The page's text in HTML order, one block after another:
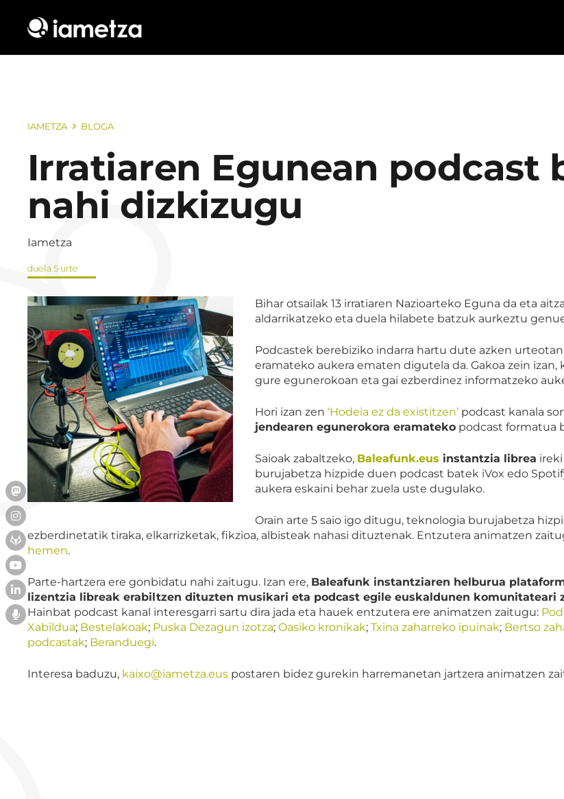
IAMETZA BLOGA
Irratiaren Egunean podcast
nahi dizkizugu
Iametza
duela 5 urte
Bihar otsailak 13 irratiaren Nazioarteko Eguna da eta
aldarrikatzeko eta duela hilabete batzuk aurkeztu
Podcastek berebiziko indarra hartu dute azken
eramateko aukera ematen digutela da. Gakoa zein
gure egunerokoan eta gai ezberdinez informatzeko
Hori izan zen ‘Hodeia ez da existitzen’ podcast kanala
jendearen egunerokora eramateko podcast formatua
Saioak zabaltzeko, Baleafunk.eus instantzia librea
burujabetza hizpide duen podcast batek iVox edo
aukera eskaini behar zuela uste dugulako.
Orain arte 5 saio igo ditugu, teknologia burujabetza
ezberdinetatik tiraka, elkarrizketak, fikzioa, albisteak nahasi dituztenak. Entzutera animatzen
hemen.
Parte-hartzera ere gonbidatu nahi zaitugu. Izan ere, Baleafunk instantziaren helburua
lizentzia libreak erabiltzen dituzten musikari eta podcast egile euskaldunen komunitateari
Hainbat podcast kanal interesgarri sartu dira jada eta hauek entzutera ere animatzen zaitugu:
Xabildua; Bestelakoak; Puska Dezagun izotza; Oasiko kronikak; Txina zaharreko ipuinak; Bertso
podcastak; Beranduegi.
Interesa baduzu, kaixo@iametza.eus postaren bidez gurekin harremanetan jartzera animatzen